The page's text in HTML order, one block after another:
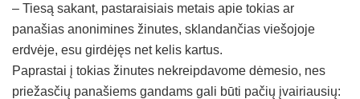
– Tiesą sakant, pastaraisiais metais apie tokias ar
panašias anonimines žinutes, sklandančias viešojoje
erdvėje, esu girdėjęs net kelis kartus.
Paprastai į tokias žinutes nekreipdavome dėmesio, nes
priežasčių panašiems gandams gali būti pačių įvairiausių: